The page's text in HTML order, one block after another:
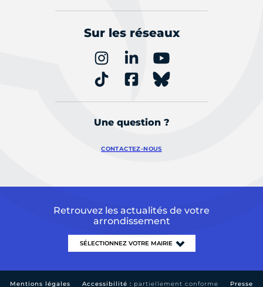
Sur les réseaux
Une question ?
CONTACTEZ-NOUS
Retrouvez les actualités de votre
arrondissement
Mentions légales Accessibilité : partiellement conforme Presse